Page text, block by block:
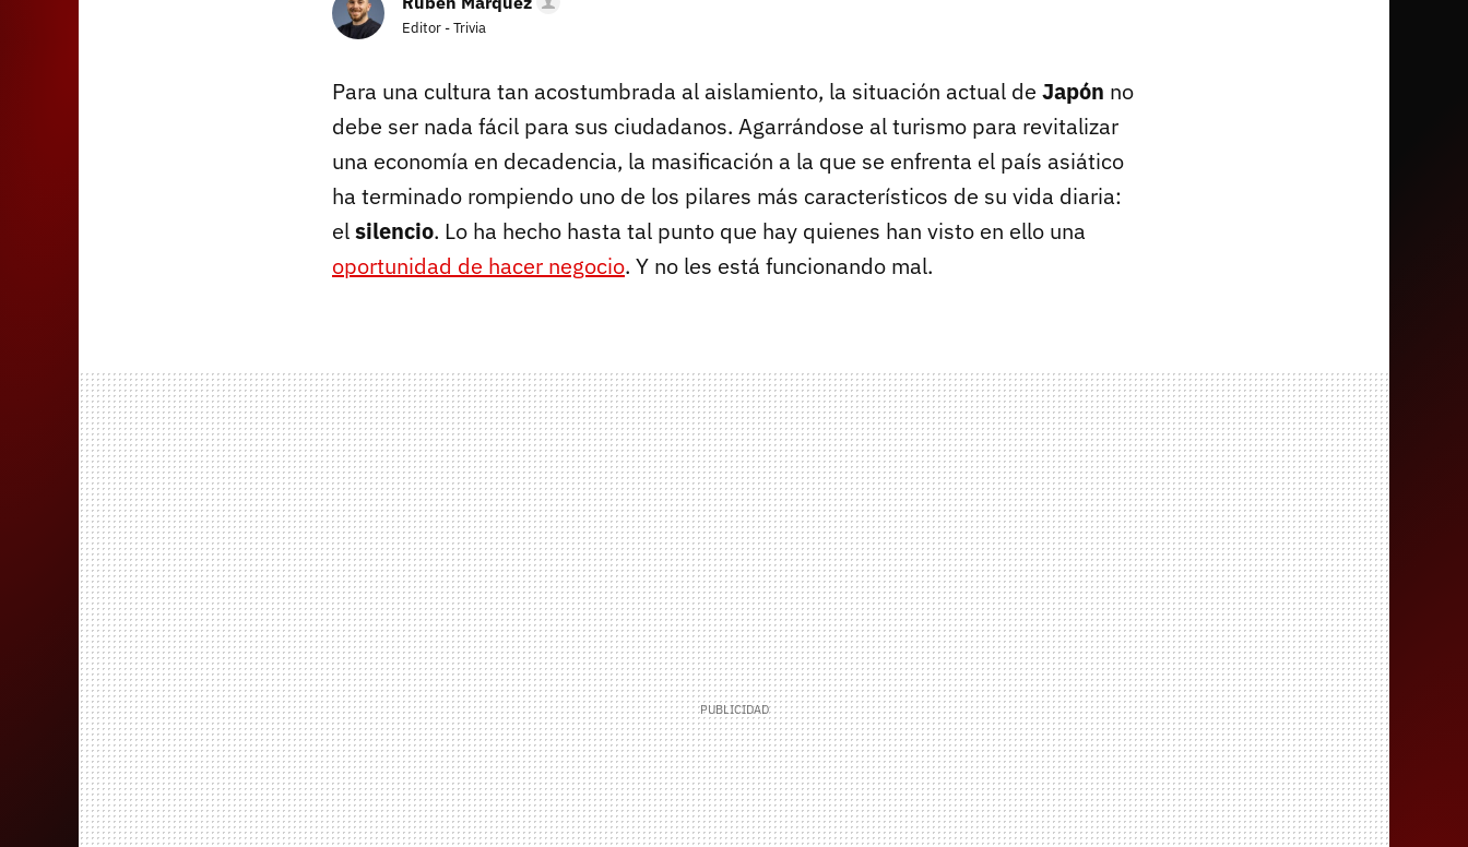
Editor - Trivia
Para una cultura tan acostumbrada al aislamiento, la situación actual de Japón no
debe ser nada fácil para sus ciudadanos. Agarrándose al turismo para revitalizar
una economía en decadencia, la masificación a la que se enfrenta el país asiático
ha terminado rompiendo uno de los pilares más característicos de su vida diaria:
elsilencio. Lo ha hecho hasta tal punto que hay quienes han visto en ello una
oportunidad de hacer negocio. Y no les está funcionando mal.